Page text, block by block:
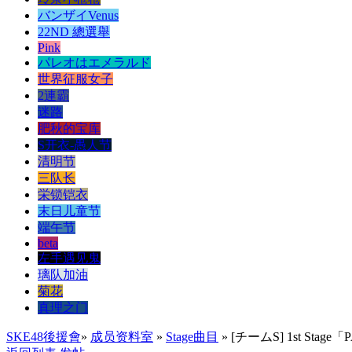
バンザイVenus
22ND 總選舉
Pink
パレオはエメラルド
世界征服女子
2連霸
迷路
肥秋的宝库
S开衣-愚人节
清明节
三队长
栄锁铠衣
末日儿童节
端午节
beta
左手遇见鬼
璃队加油
菊花
真理之门
SKE48後援會» 成员资料室 » Stage曲目 » [チームS] 1st Stage